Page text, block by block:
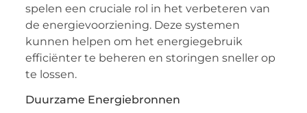
spelen een cruciale rol in het verbeteren van
de energievoorziening. Deze systemen
kunnen helpen om het energiegebruik
efficiënter te beheren en storingen sneller op
te lossen.
Duurzame Energiebronnen